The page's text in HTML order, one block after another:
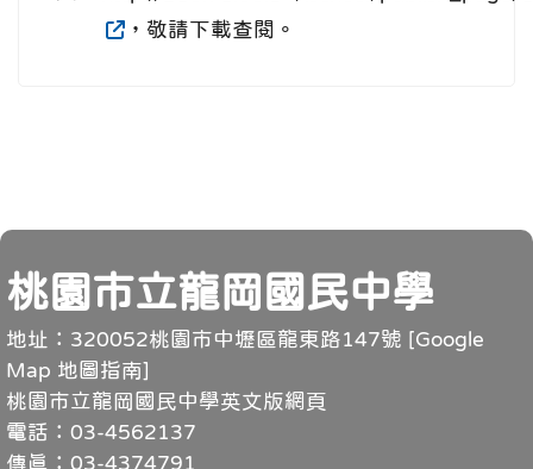
，敬請下載查閱。
頁尾
桃園市立龍岡國民中學
地址：320052桃園市中壢區龍東路147號 [Google
Map 地圖指南]
桃園市立龍岡國民中學英文版網頁
電話：03-4562137
傳真：03-4374791